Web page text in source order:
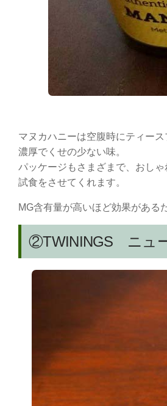
マヌカハニーは空腹時にティー
濃厚でくせの少ない味。
パッケージもさまざまで、おし
試食をさせてくれます。
MG含有量が高いほど効果がある
②TWININGS ニュ